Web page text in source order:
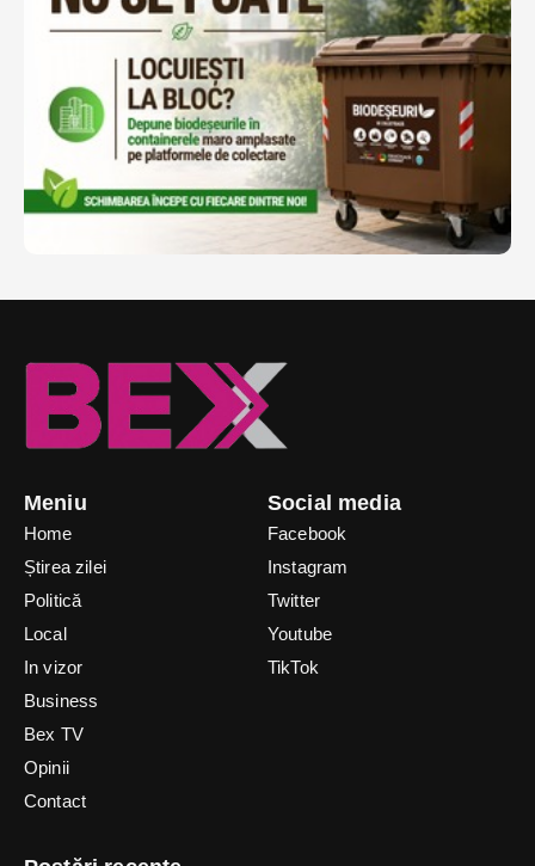
Meniu
Home
Știrea zilei
Politică
Local
In vizor
Business
Bex TV
Opinii
Contact
Social media
Facebook
Instagram
Twitter
Youtube
TikTok